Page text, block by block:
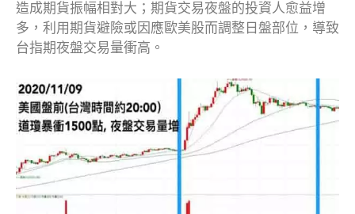
造成期貨振幅相對大；期貨交易夜盤的投資人愈益增
多，利用期貨避險或因應歐美股而調整日盤部位，導致
台指期夜盤交易量衝高。